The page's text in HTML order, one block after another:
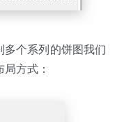
个系列的饼图我们
方式：